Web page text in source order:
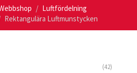
Luftfördelning
Rektangulära Luftmunstycken
(42)